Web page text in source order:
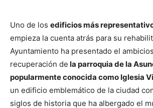
Uno de los edificios más
empieza la cuenta atrás para su
Ayuntamiento ha presentado el
recuperación de la parroquia de la
popularmente conocida como Iglesia
un edificio emblemático de la ciudad
siglos de historia que ha albergado el